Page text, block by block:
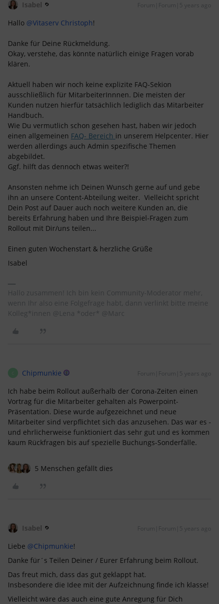
Isabel Forum|Forum|5 years ago
Hallo @Vitaserv Christoph!
Danke für Deine Rückmeldung.
Okay, verstehe, das könnte natürlich einige Fragen vorab
klären.
Aktuell haben wir noch keine explizite FAQ-Sekion
ausschließlich für MitarbeiterInnnen. Die meisten der
Kunden nutzen hierfür tatsächlich lediglich das Mitarbeiter
Handbuch.
Wie Du vermutlich schon gesehen hast, haben wir jedoch
einen allgemeinen FAQ- Bereich in unserem Helpcenter. Hier
werden allerdings auch Admin spezifische Themen
abgebildet.
Ggf. hilft das dennoch etwas weiter?!
Ansonsten nehme ich Deinen Wunsch gerne auf und gebe
ihn an unsere Content-Abteilung weiter. Vielleicht spricht
Dein Post auf Dauer auch noch weitere Kunden an, die
bereits Erfahrung haben und Ihre Beispiel-Fragen zum
Rollout mit Dir/uns teilen...
Einen guten Wochenstart & herzliche Grüße
Isabel
Hallo zusammen! Ich bin kein Community-Moderator mehr,
wenn Ihr also eine Folgefrage habt, dann verlinkt bitte meine
Kolleg*innen @Lena *oder* @Marc
Chipmunkie Forum|Forum|5 years ago
Ich habe beim Rollout außerhalb der Corona-Zeiten einen
Vortrag für die Mitarbeiter gehalten als Powerpoint-
Präsentation. Diese wurde aufgezeichnet und neue
Mitarbeiter sind verpflichtet sich das anzusehen. Das war es -
und ehrlicherweise funktioniert das sehr gut und es kommen
kaum Rückfragen bis auf spezielle Buchungs-Sonderfälle.
5 Menschen gefällt dies
Isabel Forum|Forum|5 years ago
Liebe @Chipmunkie!
Danke für´s Teilen Deiner / Eurer Erfahrung beim Rollout.
Das freut mich, dass das gut geklappt hat.
Insbesondere die Idee mit der Aufzeichnung finde ich klasse!
Vielleicht wäre das auch eine gute Anregung für Dich